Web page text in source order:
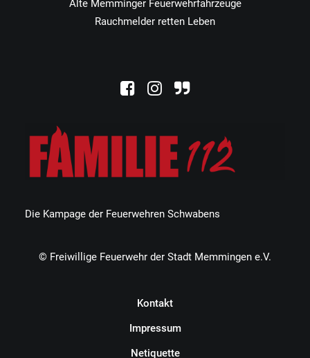
Die Kampage der Feuerwehren Schwabens
Alte Memminger Feuerwehrfahrzeuge
Rauchmelder retten Leben
© Freiwillige Feuerwehr der Stadt Memmingen e.V.
Kontakt
Impressum
Netiquette